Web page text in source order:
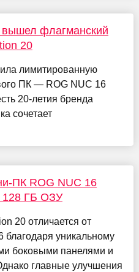
флагманский
20
лимитированную
ПК — ROG NUC 16
20-летия бренда
сочетает
ПК ROG NUC 16
128 ГБ ОЗУ
20 отличается от
благодаря уникальному
боковыми панелями и
главные улучшения